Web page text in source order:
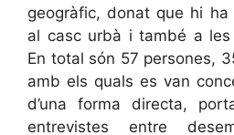
geogràfic, donat que hi ha
al casc urbà i també a
En total són 57 persones,
amb els quals es van
d’una forma directa,
entrevistes entre